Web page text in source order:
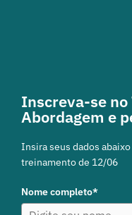
Inscreva-se
Abordagem e
Insira seus dados
treinamento de 12/06
Nome completo*